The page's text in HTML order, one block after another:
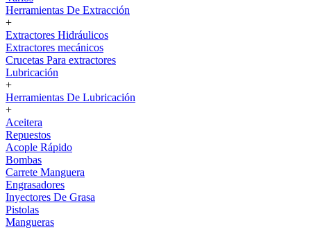
Herramientas De Extracción
+
Extractores Hidráulicos
Extractores mecánicos
Crucetas Para extractores
Lubricación
+
Herramientas De Lubricación
+
Aceitera
Repuestos
Acople Rápido
Bombas
Carrete Manguera
Engrasadores
Inyectores De Grasa
Pistolas
Mangueras